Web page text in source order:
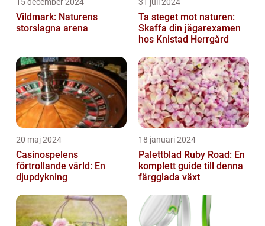
Vildmark: Naturens
storslagna arena
Ta steget mot naturen:
Skaffa din jägarexamen
hos Knistad Herrgård
20 maj 2024
Casinospelens
förtrollande värld: En
djupdykning
18 januari 2024
Palettblad Ruby Road: En
komplett guide till denna
färgglada växt